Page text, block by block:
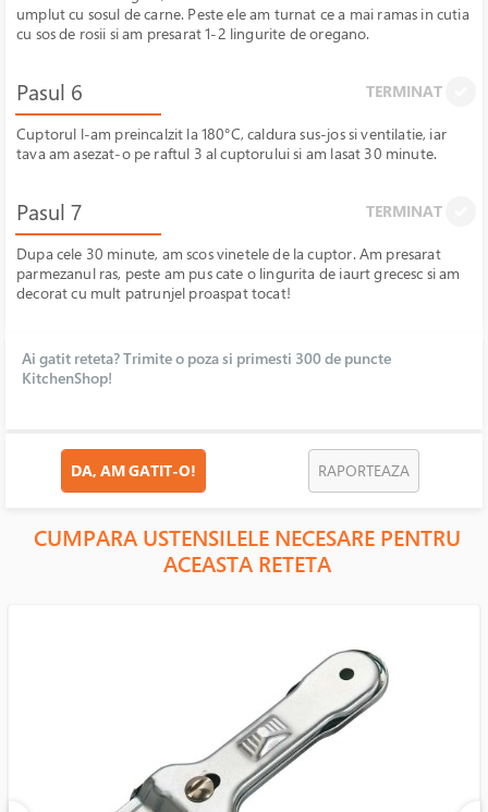
umplut cu sosul de carne. Peste ele am turnat ce a mai ramas in cutia
cu sos de rosii si am presarat 1-2 lingurite de oregano.
Pasul 6 TERMINAT
Cuptorul l-am preincalzit la 180°C, caldura sus-jos si ventilatie, iar
tava am asezat-o pe raftul 3 al cuptorului si am lasat 30 minute.
Pasul 7 TERMINAT
Dupa cele 30 minute, am scos vinetele de la cuptor. Am presarat
parmezanul ras, peste am pus cate o lingurita de iaurt grecesc si am
decorat cu mult patrunjel proaspat tocat!
Ai gatit reteta? Trimite o poza si primesti 300 de puncte
KitchenShop!
DA, AM GATIT-O! RAPORTEAZA
CUMPARA USTENSILELE NECESARE PENTRU
ACEASTA RETETA